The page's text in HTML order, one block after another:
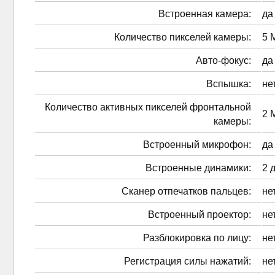
Встроенная камера: да
Количество пикселей камеры: 5
Авто-фокус: да
Вспышка:
Количество активных пикселей фронтальной
камеры:
2
Встроенный микрофон: да
Встроенные динамики: 2
Сканер отпечатков пальцев:
Встроенный проектор:
Разблокировка по лицу:
Регистрация силы нажатий: